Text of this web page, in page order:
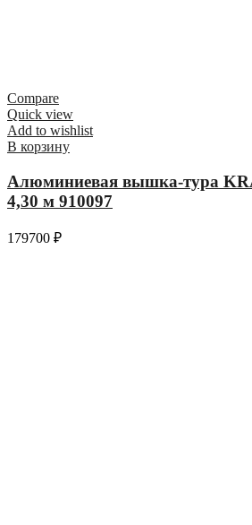
Compare
Quick view
Add to wishlist
В корзину
Алюминиевая вышка-тура
4,30 м 910097
179700 ₽